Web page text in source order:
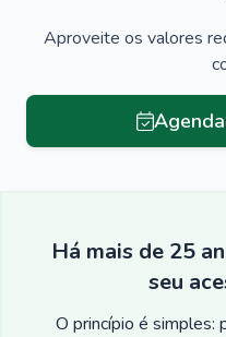
Aproveite os valores
Há mais de 25
seu
O princípio é simples: